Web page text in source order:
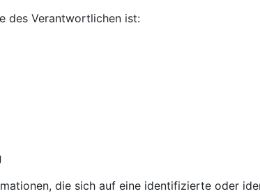
des Verantwortlichen ist:
die sich auf eine identifizierte oder